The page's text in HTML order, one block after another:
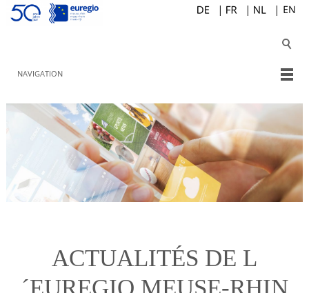
NAVIGATION
ACTUALITÉS DE L